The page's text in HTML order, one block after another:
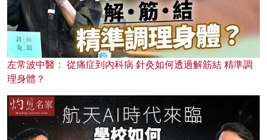
左常波中醫： 從痛症到內科病 針灸如何透過解筋結 精準調
理身體？